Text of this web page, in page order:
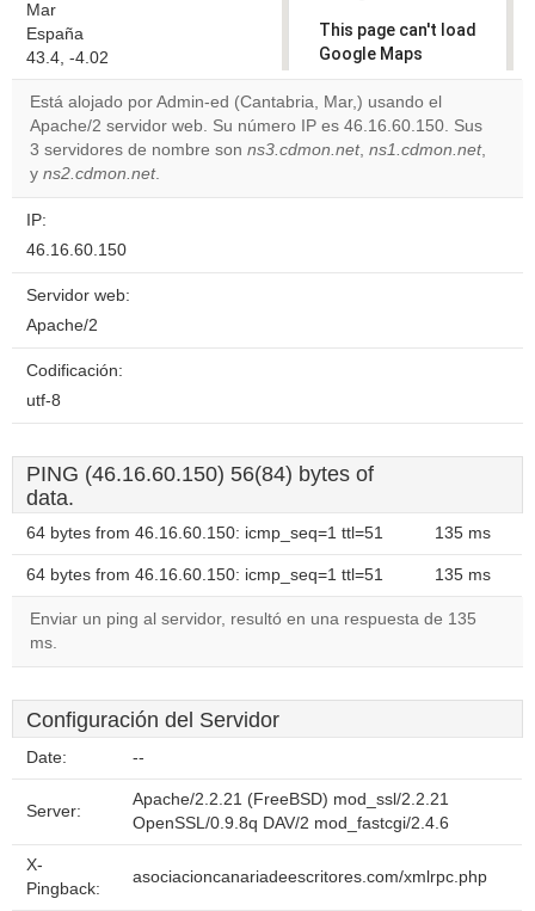
Mar
España
43.4, -4.02
This page can't load
Google Maps
correctly.
Do you
own this
OK
Está alojado por Admin-ed (Cantabria, Mar,) usando el
Apache/2 servidor web. Su número IP es 46.16.60.150. Sus
3 servidores de nombre son ns3.cdmon.net, ns1.cdmon.net,
y ns2.cdmon.net.
IP:
46.16.60.150
Servidor web:
Apache/2
Codificación:
utf-8
PING (46.16.60.150) 56(84) bytes of
data.
64 bytes from 46.16.60.150: icmp_seq=1 ttl=51 135 ms
64 bytes from 46.16.60.150: icmp_seq=1 ttl=51 135 ms
Enviar un ping al servidor, resultó en una respuesta de 135
ms.
Configuración del Servidor
Date: --
Server:
Apache/2.2.21 (FreeBSD) mod_ssl/2.2.21
OpenSSL/0.9.8q DAV/2 mod_fastcgi/2.4.6
X-
Pingback:
asociacioncanariadeescritores.com/xmlrpc.php